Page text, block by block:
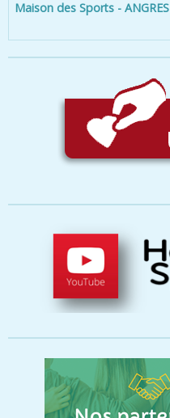
Maison des Sports - ANGRES